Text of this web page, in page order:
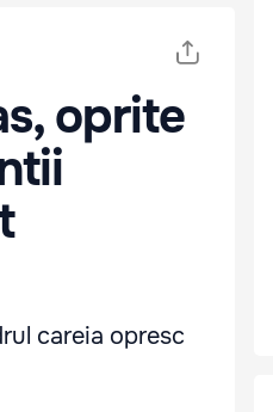
oprite
careia opresc